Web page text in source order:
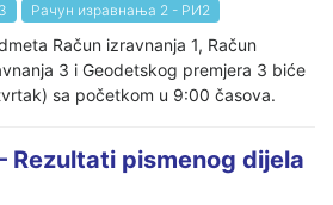
Рачун изравнања 2 - РИ2
Račun izravnanja 1, Račun
3 i Geodetskog premjera 3 biće
sa početkom u 9:00 časova.
Rezultati pismenog dijela